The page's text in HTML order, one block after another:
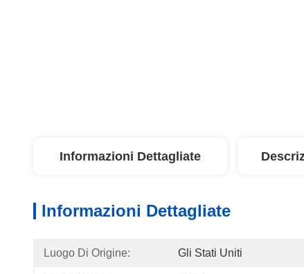
Informazioni Dettagliate
Informazioni Dettagliate
Luogo Di Origine: Gli Stati Uniti